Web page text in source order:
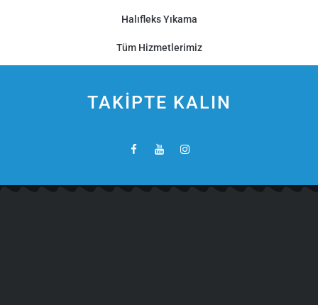
Halıfleks Yıkama
Tüm Hizmetlerimiz
TAKİPTE KALIN